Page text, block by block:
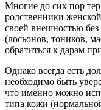
Многие до сих пор
родственники
своей внешностью
(лосьонов, тоников,
обратиться к дарам
Однако всегда есть
необходимо быть
что именно можно
типа кожи